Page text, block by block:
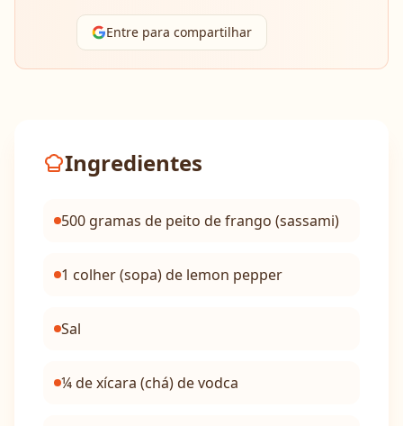
Entre para compartilhar
Ingredientes
500 gramas de peito de frango (sassami)
1 colher (sopa) de lemon pepper
Sal
¼ de xícara (chá) de vodca